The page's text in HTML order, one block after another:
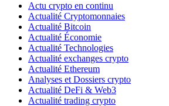
Actu crypto en continu
Actualité Cryptomonnaies
Actualité Bitcoin
Actualité Économie
Actualité Technologies
Actualité exchanges crypto
Actualité Ethereum
Analyses et Dossiers crypto
Actualité DeFi & Web3
Actualité trading crypto